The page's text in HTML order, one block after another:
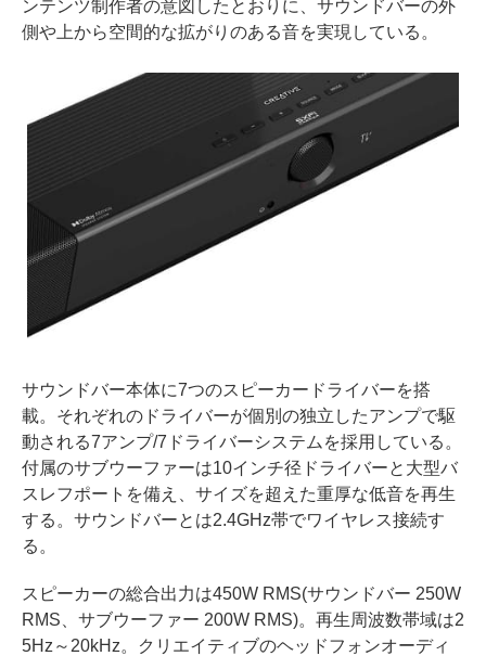
ンテンツ制作者の意図したとおりに、サウンドバーの外
側や上から空間的な拡がりのある音を実現している。
サウンドバー本体に7つのスピーカードライバーを搭
載。それぞれのドライバーが個別の独立したアンプで駆
動される7アンプ/7ドライバーシステムを採用している。
付属のサブウーファーは10インチ径ドライバーと大型バ
スレフポートを備え、サイズを超えた重厚な低音を再生
する。サウンドバーとは2.4GHz帯でワイヤレス接続す
る。
スピーカーの総合出力は450W RMS(サウンドバー 250W
RMS、サブウーファー 200W RMS)。再生周波数帯域は2
5Hz～20kHz。クリエイティブのヘッドフォンオーディ